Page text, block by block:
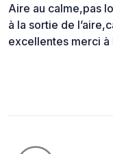
Aire au calme,pas
à la sortie de
excellentes merci à